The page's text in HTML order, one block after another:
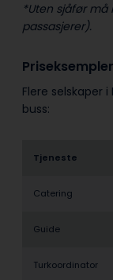
*Uten sjåfør må
passasjerer).
Flere selskaper
buss:
Tjeneste
Catering
Guide
Turkoordinator